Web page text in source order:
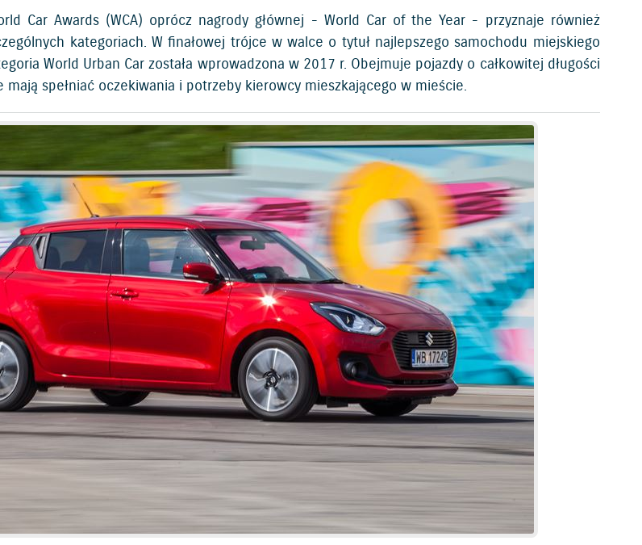
Car Awards (WCA) oprócz nagrody głównej - World Car of the Year - przyznaje również
kategoriach. W finałowej trójce w walce o tytuł najlepszego samochodu miejskiego
World Urban Car została wprowadzona w 2017 r. Obejmuje pojazdy o całkowitej długości
spełniać oczekiwania i potrzeby kierowcy mieszkającego w mieście.